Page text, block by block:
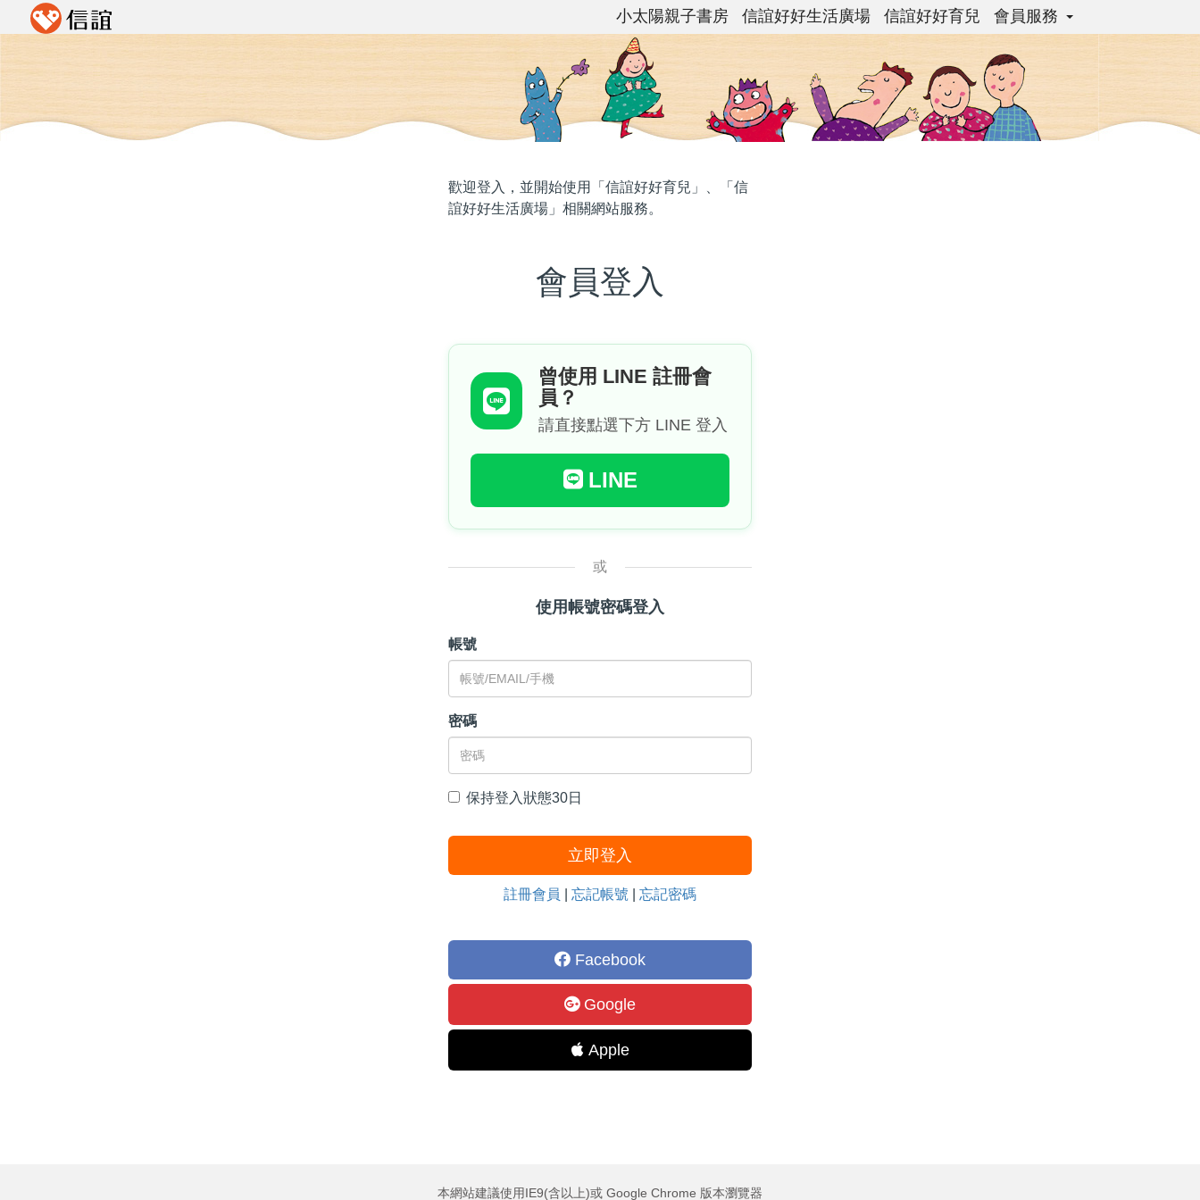
小太陽親子書房 信誼好好生活廣場 信誼好好育兒 會員服務
歡迎登入，並開始使用「信誼好好育兒」、「信
誼好好生活廣場」相關網站服務。
會員登入
曾使用 LINE 註冊會
員？
請直接點選下方 LINE 登入
LINE
或
使用帳號密碼登入
帳號
密碼
保持登入狀態30日
立即登入
註冊會員 忘記帳號 忘記密碼
Facebook
Google
Apple
本網站建議使用IE9(含以上)或 Google Chrome 版本瀏覽器